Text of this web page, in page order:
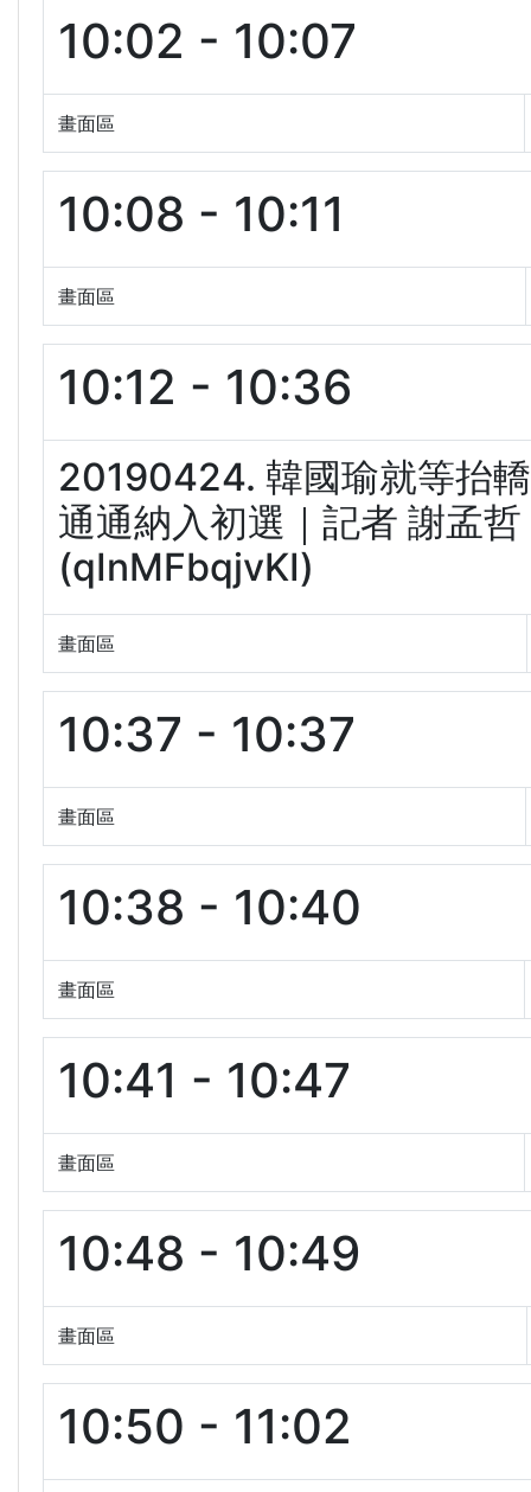
10:02 - 10:07
畫面區
10:08 - 10:11
畫面區
10:12 - 10:36
20190424. 韓國瑜就等抬
通通納入初選｜記者 謝孟
(qInMFbqjvKI)
畫面區
10:37 - 10:37
畫面區
10:38 - 10:40
畫面區
10:41 - 10:47
畫面區
10:48 - 10:49
畫面區
10:50 - 11:02